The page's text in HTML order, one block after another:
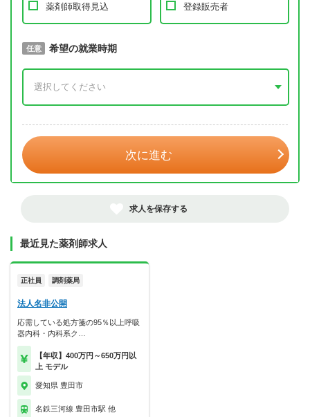
薬剤師取得見込 登録販売者
必須 取得予定年
任意 希望の就業時期
次に進む
求人を保存する
最近見た薬剤師求人
正社員 調剤薬局
法人名非公開
応需している処方箋の95％以上呼吸
器内科・内科系ク…
【年収】400万円～650万円以
上 モデル
愛知県 豊田市
名鉄三河線 豊田市駅 他